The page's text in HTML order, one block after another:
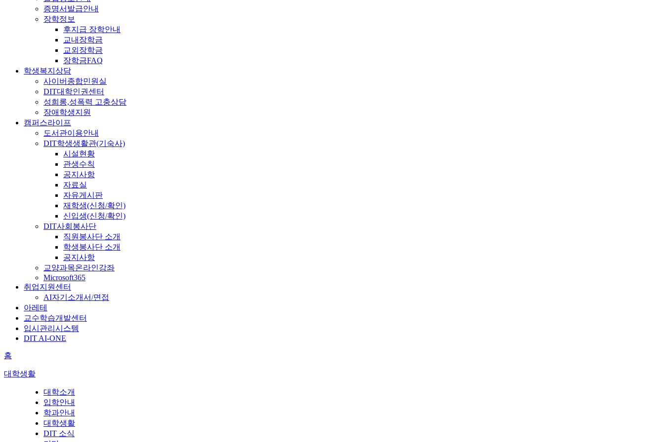
증명서발급안내
장학정보
후지급 장학안내
교내장학금
교외장학금
장학금FAQ
학생복지상담
사이버종합민원실
DIT대학인권센터
성희롱,성폭력 고충상담
장애학생지원
캠퍼스라이프
도서관이용안내
DIT학생생활관(기숙사)
시설현황
관생수칙
공지사항
자료실
자유게시판
재학생(신청/확인)
신입생(신청/확인)
DIT사회봉사단
직원봉사단 소개
학생봉사단 소개
공지사항
교양과목온라인강좌
Microsoft365
취업지원센터
AI자기소개서/면접
아레테
교수학습개발센터
입시관리시스템
DIT AI-ONE
홈
대학생활
대학소개
입학안내
학과안내
대학생활
DIT 소식